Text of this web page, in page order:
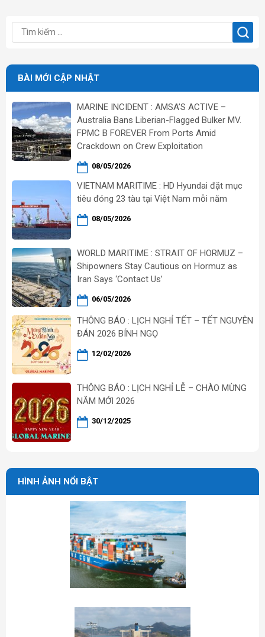
BÀI MỚI CẬP NHẬT
MARINE INCIDENT : AMSA’S ACTIVE –
Australia Bans Liberian-Flagged Bulker MV.
FPMC B FOREVER From Ports Amid
Crackdown on Crew Exploitation
08/05/2026
VIETNAM MARITIME : HD Hyundai đặt mục
tiêu đóng 23 tàu tại Việt Nam mỗi năm
08/05/2026
WORLD MARITIME : STRAIT OF HORMUZ –
Shipowners Stay Cautious on Hormuz as
Iran Says ‘Contact Us’
06/05/2026
THÔNG BÁO : LỊCH NGHỈ TẾT – TẾT NGUYÊN
ĐÁN 2026 BÍNH NGỌ
12/02/2026
THÔNG BÁO : LỊCH NGHỈ LỄ – CHÀO MỪNG
NĂM MỚI 2026
30/12/2025
HÌNH ẢNH NỔI BẬT